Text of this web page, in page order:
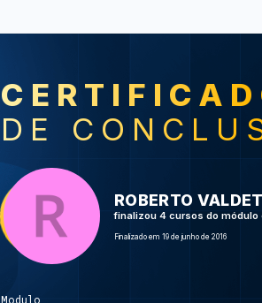
DE
ROBERTO
finalizou 4 cursos do módulo
Finalizado em 19 de junho de 2016
Modulo